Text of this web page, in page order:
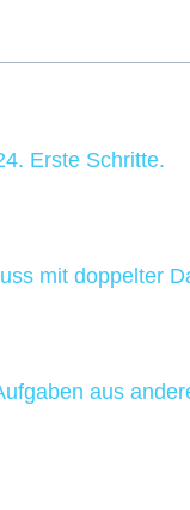
Erste Schritte.
mit doppelter
aus